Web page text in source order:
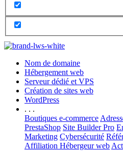
Nom de domaine
Hébergement web
Serveur dédié et VPS
Création de sites web
WordPress
. . .
Boutiques e-commerce
PrestaShop Site Builder Pro
Marketing Cybersécurité
Affiliation Hébergeur web